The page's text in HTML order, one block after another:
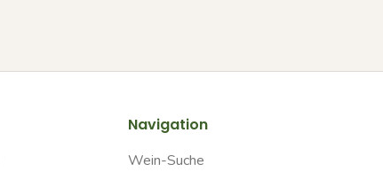
Navigation
Wein-Suche